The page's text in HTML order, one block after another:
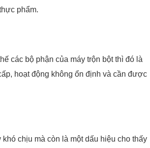
phẩm.
các bộ phận của máy trộn bột thì đó là
hoạt động không ổn định và cần được
chịu mà còn là một dấu hiệu cho thấy